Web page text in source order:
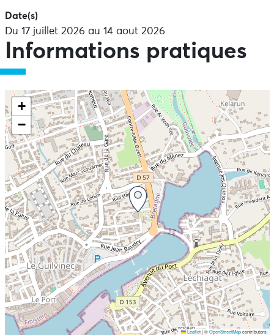
Date(s)
Du 17 juillet 2026 au 14 aout 2026
Informations pratiques
+
−
Leaflet |©OpenStreetMapcontributors